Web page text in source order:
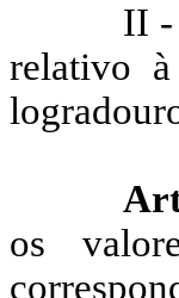
II -
relativo
os